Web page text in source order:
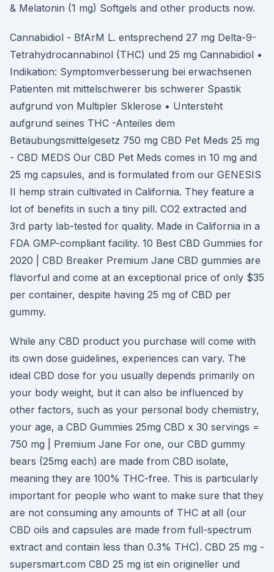
& Melatonin (1 mg) Softgels and other products now.
Cannabidiol - BfArM L. entsprechend 27 mg Delta-9-
Tetrahydrocannabinol (THC) und 25 mg Cannabidiol •
Indikation: Symptomverbesserung bei erwachsenen
Patienten mit mittelschwerer bis schwerer Spastik
aufgrund von Multipler Sklerose • Untersteht
aufgrund seines THC -Anteiles dem
Betäubungsmittelgesetz 750 mg CBD Pet Meds 25 mg
- CBD MEDS Our CBD Pet Meds comes in 10 mg and
25 mg capsules, and is formulated from our GENESIS
II hemp strain cultivated in California. They feature a
lot of benefits in such a tiny pill. CO2 extracted and
3rd party lab-tested for quality. Made in California in a
FDA GMP-compliant facility. 10 Best CBD Gummies for
2020 | CBD Breaker Premium Jane CBD gummies are
flavorful and come at an exceptional price of only $35
per container, despite having 25 mg of CBD per
gummy.
While any CBD product you purchase will come with
its own dose guidelines, experiences can vary. The
ideal CBD dose for you usually depends primarily on
your body weight, but it can also be influenced by
other factors, such as your personal body chemistry,
your age, a CBD Gummies 25mg CBD x 30 servings =
750 mg | Premium Jane For one, our CBD gummy
bears (25mg each) are made from CBD isolate,
meaning they are 100% THC-free. This is particularly
important for people who want to make sure that they
are not consuming any amounts of THC at all (our
CBD oils and capsules are made from full-spectrum
extract and contain less than 0.3% THC). CBD 25 mg -
supersmart.com CBD 25 mg ist ein origineller und